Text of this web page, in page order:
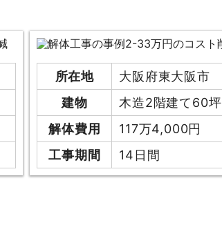
所在地
大阪府東大阪市
建物
木造2階建て60坪
解体費用
117万4,000円
工事期間
14日間